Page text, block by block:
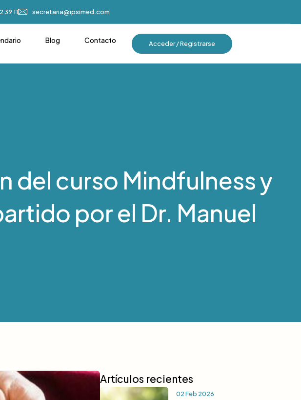
39 11 secretaria@ipsimed.com
Blog Contacto Acceder / Registrarse
del curso Mindfulness y
por el Dr. Manuel
Artículos recientes
02 Feb 2026